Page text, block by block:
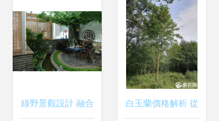
綠野景觀設計 融合 白玉蘭價格解析 從